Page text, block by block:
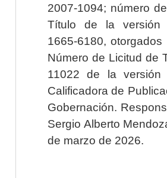
2007-1094; número
Título de la versión
1665-6180,
Número de Licitud de
11022 de la versión
Calificadora de
Gobernación.
Sergio Alberto
de marzo de 2026.